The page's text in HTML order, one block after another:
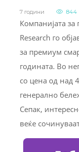
7 години 844
Компанијата
Research го
за премиум
годината. Во
со цена од над
генерално
Сепак,
веќе